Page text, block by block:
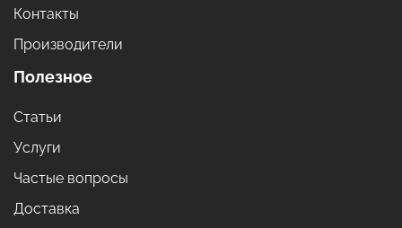
Контакты
Производители
Полезное
Статьи
Услуги
Частые вопросы
Доставка